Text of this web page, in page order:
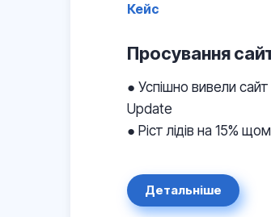
Кейс
Просування
● Успішно вивели сайт
Update
● Ріст лідів на 15%
Детальніше